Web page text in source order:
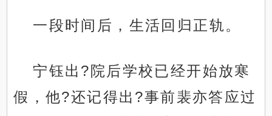
一段时间后，生活回归正轨。
宁钰出?院后学校已经开始放寒
假，他?还记得出?事前裴亦答应过